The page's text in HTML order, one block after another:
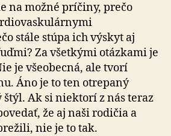
na možné príčiny, prečo
stále stúpa ich výskyt aj
Za všetkými otázkami je
je všeobecná, ale tvorí
Áno je to ten otrepaný
Ak si niektorí z nás teraz
že aj naši rodičia a
nie je to tak.